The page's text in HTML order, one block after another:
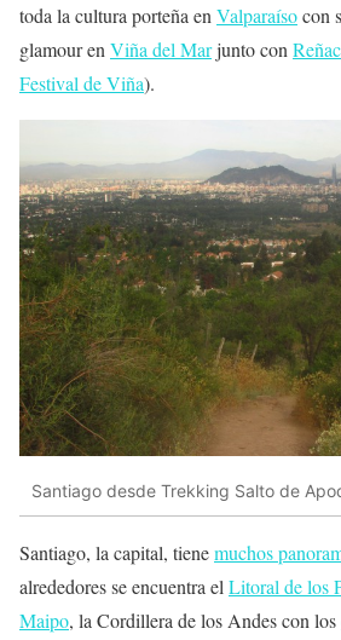
toda la cultura porteña enValparaísocon
glamour enViña del Marjunto con
Festival de Viña).
Santiago desde Trekking Salto de
Santiago, la capital, tienemuchos
alrededores se encuentra el Litoral de los
Maipo, la Cordillera de los Andes con los